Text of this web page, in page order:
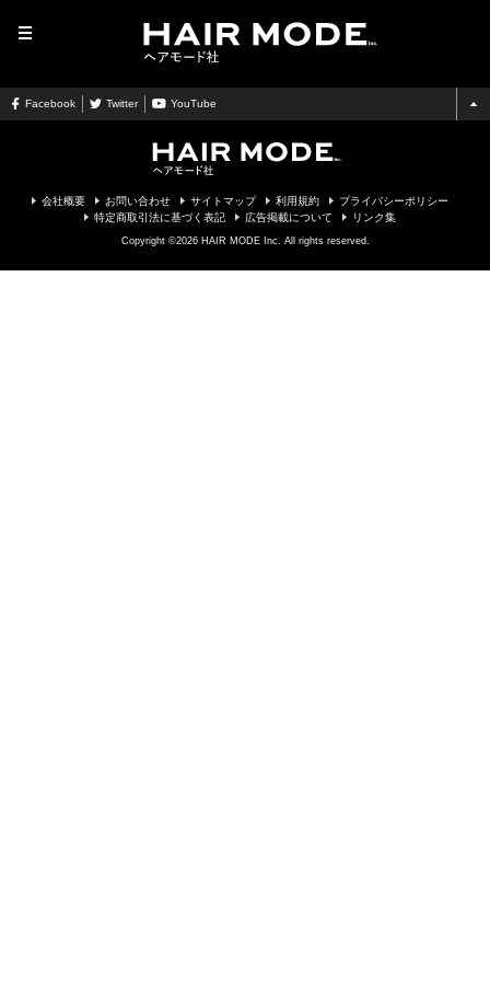
Facebook Twitter YouTube
会社概要 お問い合わせ サイトマップ 利用規約
プライバシーポリシー
特定商取引法に基づく表記
広告掲載について リンク集
Copyright ©2026 HAIR MODE Inc. All rights reserved.